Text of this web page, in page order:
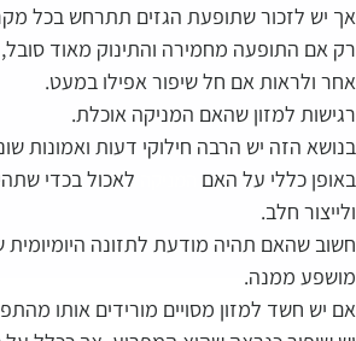
אך יש לזכור שתופעת הגזים תתרחש בכל
רק אם התופעה מחמירה והתינוק מאוד סובל,
אחר ולראות אם חל שיפור אפילו במעט.
רגישות למזון שהאם המניקה אוכלת.
בנושא הזה יש הרבה חילוקי דעות ואמונות
באופן כללי על האם
לאכול בכדי
ולייצור חלב.
חשוב שהאם תהיה מודעת לתזונה היומיומית
מושפע ממנה.
אם יש חשד למזון מסויים מורידים אותו